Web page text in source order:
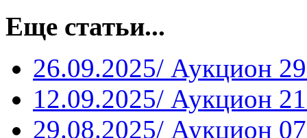
Еще статьи...
26.09.2025/ Аукцион
12.09.2025/ Аукцион
29.08.2025/ Аукцион